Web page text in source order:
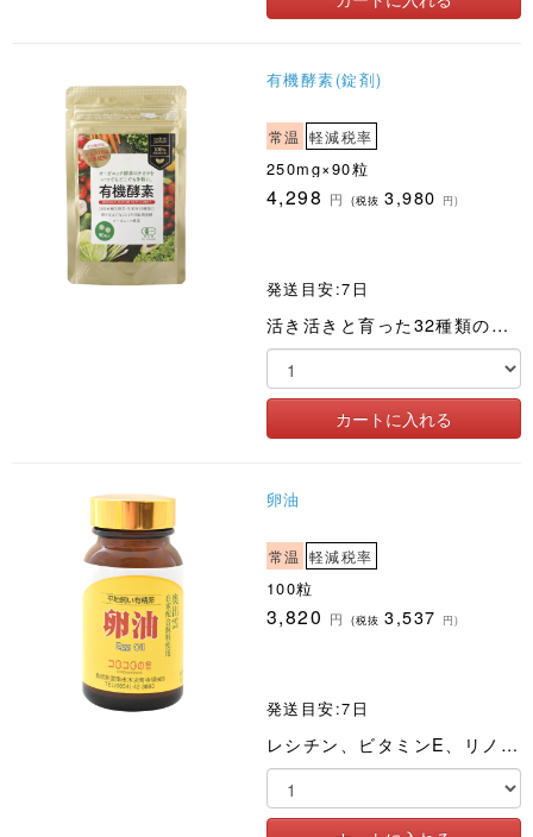
有機酵素(錠剤)
常温 軽減税率
250mg×90粒
4,298 円 (税抜3,980 円)
発送目安:7日
活き活きと育った32種類の国産有機野菜と果物を皮ごと・種ごと、2年間醗酵熟成しました
卵油
常温 軽減税率
100粒
3,820 円 (税抜3,537 円)
発送目安:7日
レシチン、ビタミンE、リノール酸などの不飽和脂肪酸を含んだ平地飼い卵油